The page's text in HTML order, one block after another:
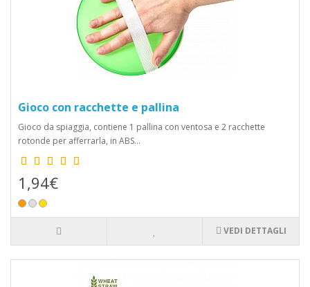
Gioco con racchette e pallina
Gioco da spiaggia, contiene 1 pallina con ventosa e 2 racchette
rotonde per afferrarla, in ABS...
1,94€
VEDI DETTAGLI